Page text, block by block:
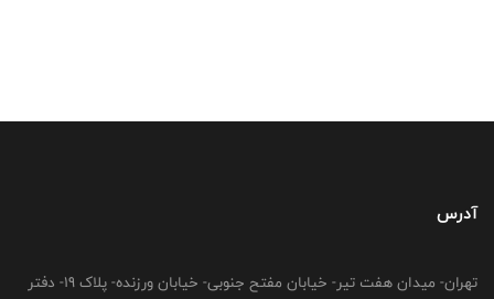
آدرس
تهران- میدان هفت تیر- خیابان مفتح جنوبی- خیابان ورزنده- پلاک 19- دفتر